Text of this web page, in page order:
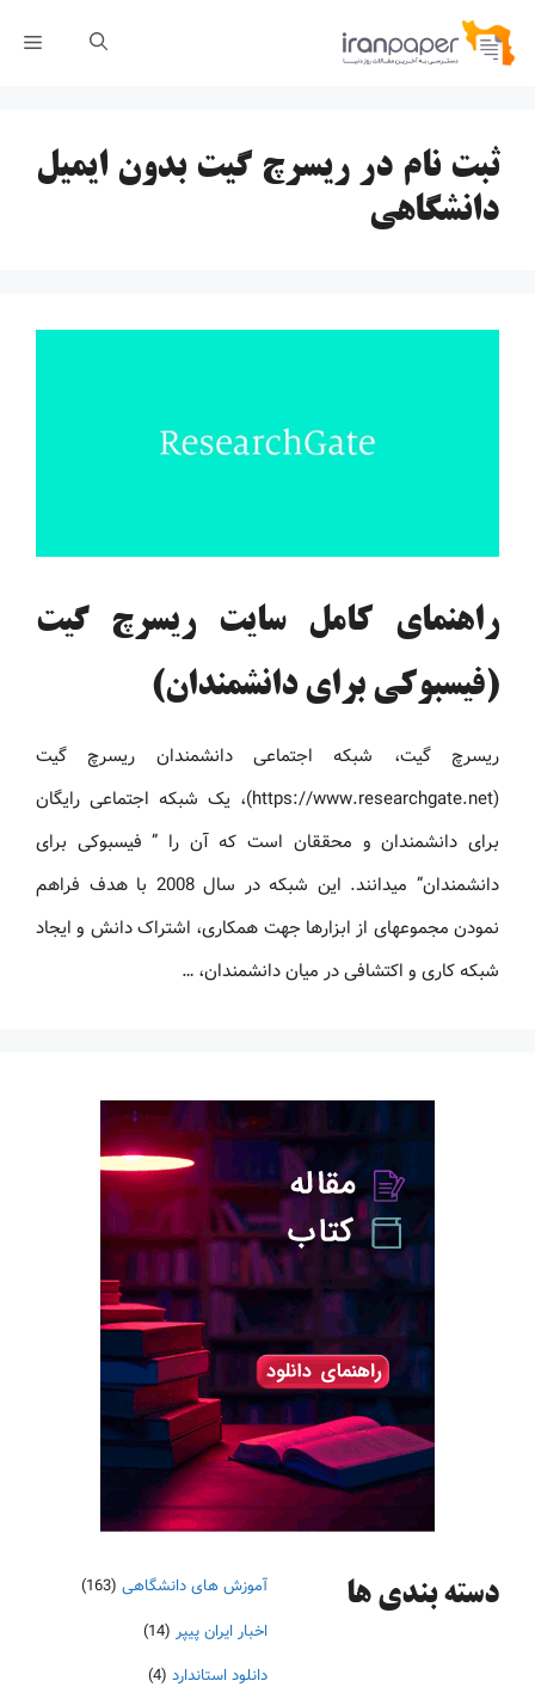
پرش
ثبت نام در ریسرچ گیت بدون ایمیل
دانشگاهی
راهنمای کامل سایت ریسرچ گیت
(فیسبوکی برای دانشمندان)
ریسرچ ‏گیت، شبکه اجتماعی دانشمندان ریسرچ ‏گیت
(https://www.researchgate.net)، یک شبکه اجتماعی رایگان
برای دانشمندان و محققان است که آن را ” ‏فیسبوکی برای
دانشمندان” می‏دانند. این شبکه در سال 2008 با هدف فراهم
نمودن مجموعه‏ای از ابزارها جهت همکاری، اشتراک دانش و ایجاد
شبکه کاری و اکتشافی در میان دانشمندان، …
دسته‌ بندی ها آموزش های دانشگاهی (163)
اخبار ایران پیپر (14)
دانلود استاندارد (4)